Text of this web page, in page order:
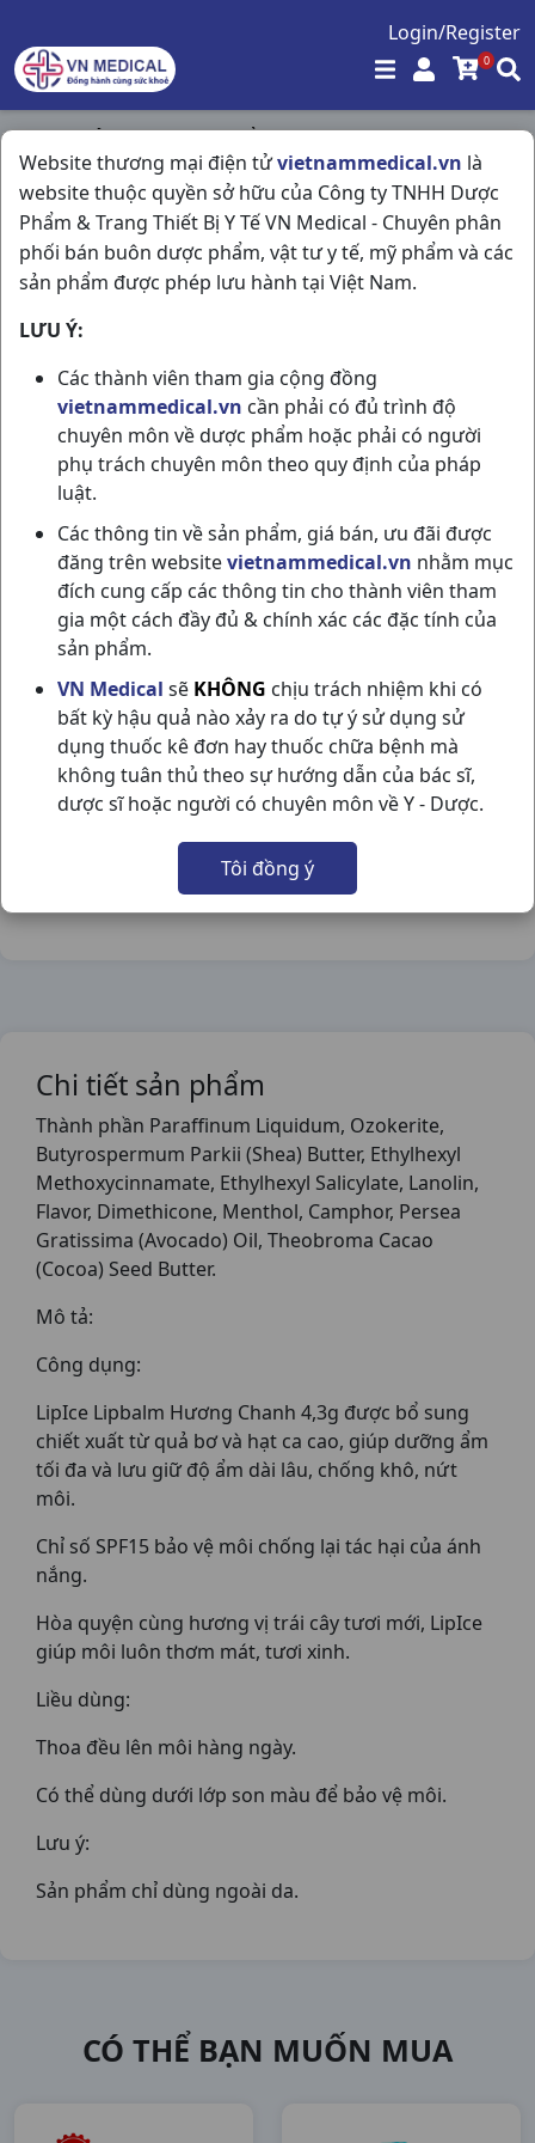
Login/Register
0
Website thương mại điện tửvietnammedical.vn là
website thuộc quyền sở hữu của Công ty TNHH Dược
Phẩm & Trang Thiết Bị Y Tế VN Medical - Chuyên phân
phối bán buôn dược phẩm, vật tư y tế, mỹ phẩm và các
sản phẩm được phép lưu hành tại Việt Nam.
LƯU Ý:
Các thành viên tham gia cộng đồng
vietnammedical.vn cần phải có đủ trình độ
chuyên môn về dược phẩm hoặc phải có người
phụ trách chuyên môn theo quy định của pháp
luật.
Các thông tin về sản phẩm, giá bán, ưu đãi được
đăng trên websitevietnammedical.vn nhằm mục
đích cung cấp các thông tin cho thành viên tham
gia một cách đầy đủ & chính xác các đặc tính của
sản phẩm.
VN Medical sẽ KHÔNG chịu trách nhiệm khi có
bất kỳ hậu quả nào xảy ra do tự ý sử dụng sử
dụng thuốc kê đơn hay thuốc chữa bệnh mà
không tuân thủ theo sự hướng dẫn của bác sĩ,
dược sĩ hoặc người có chuyên môn về Y - Dược.
Tôi đồng ý
Trang chủ / Hóa - Mỹ Phẩm /
Lipice Lipbalm Lemon-chanh T4.3gr
LIPICE LIPBALM LEMON-CHANH T4.3GR
NSX:Rohto
Nhóm hàng:Hóa - Mỹ Phẩm,
Chia sẻ qua mạng xã hội:
Chi tiết sản phẩm
Thành phần Paraffinum Liquidum, Ozokerite,
Butyrospermum Parkii (Shea) Butter, Ethylhexyl
Methoxycinnamate, Ethylhexyl Salicylate, Lanolin,
Flavor, Dimethicone, Menthol, Camphor, Persea
Gratissima (Avocado) Oil, Theobroma Cacao
(Cocoa) Seed Butter.
Mô tả:
Công dụng:
LipIce Lipbalm Hương Chanh 4,3g được bổ sung
chiết xuất từ quả bơ và hạt ca cao, giúp dưỡng ẩm
tối đa và lưu giữ độ ẩm dài lâu, chống khô, nứt
môi.
Chỉ số SPF15 bảo vệ môi chống lại tác hại của ánh
nắng.
Hòa quyện cùng hương vị trái cây tươi mới, LipIce
giúp môi luôn thơm mát, tươi xinh.
Liều dùng:
Thoa đều lên môi hàng ngày.
Có thể dùng dưới lớp son màu để bảo vệ môi.
Lưu ý:
Sản phẩm chỉ dùng ngoài da.
CÓ THỂ BẠN MUỐN MUA